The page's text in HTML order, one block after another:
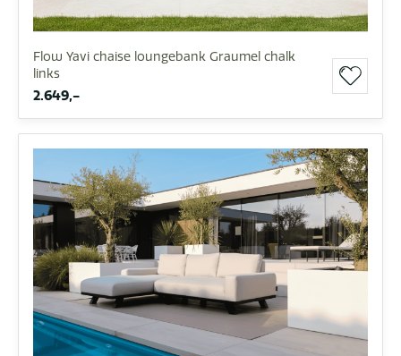
Flow Yavi chaise loungebank Graumel chalk
links
2.649,-